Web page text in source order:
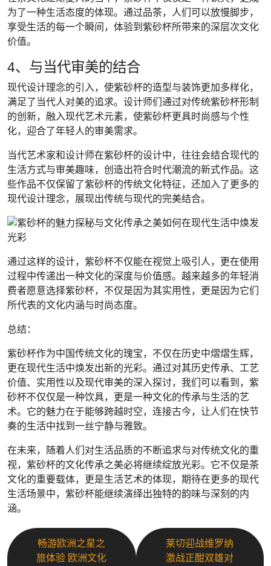
为了一种生活态度的体现。通过品茶，人们可以放慢脚步，
享受生活的每一个瞬间，体验到紫砂杯所带来的深层次文化
价值。
4、与当代审美的结合
现代设计理念的引入，使紫砂杯的造型与装饰更加多样化，
满足了当代人对美的追求。设计师们通过对传统紫砂杯形制
的创新，融入现代艺术元素，使紫砂杯更具时尚感与个性
化，迎合了年轻人的审美需求。
当代艺术家和设计师在紫砂杯的设计中，往往会结合现代的
生活方式与审美趣味，创造出符合时代潮流的新式作品。这
些作品不仅保留了紫砂杯的传统文化特征，还加入了更多的
现代设计理念，展现出传统与现代的完美结合。
通过这样的设计，紫砂杯不仅能在视觉上吸引人，更在使用
过程中传递出一种文化的深度与价值感。越来越多的年轻消
费者愿意选择紫砂杯，不仅是因为其实用性，更是因为它们
所代表的文化内涵与时尚态度。
总结：
紫砂杯作为中国传统文化的瑰宝，不仅在历史中熠熠生辉，
更在现代生活中焕发出新的光彩。通过对其历史传承、工艺
价值、实用性以及现代审美的深入探讨，我们可以看到，紫
砂杯不仅仅是一种饮具，更是一种文化的传承与生活的艺
术。它的魅力在于能够跨越时空，连接古今，让人们在快节
奏的生活中找到一丝宁静与雅致。
在未来，随着人们对生活品质的不断追求与对传统文化的重
视，紫砂杯的文化传承之美必将继续绽放光彩。它不仅是茶
文化的重要载体，更是生活艺术的体现，期待在更多的现代
生活场景中，紫砂杯能继续演绎出独特的韵味与深刻的内
涵。
畅游欧洲之星之
旅体验 欧洲文化
莱切迎战维罗纳
激战正酣双雄对